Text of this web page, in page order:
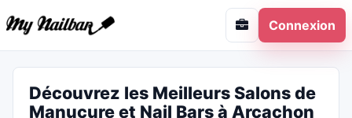
Connexion
Découvrez les Meilleurs Salons de
Manucure et Nail Bars à Arcachon